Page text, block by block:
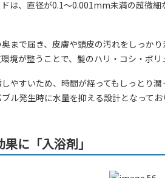
は、直径が0.1〜0.001mm未満の超微
まで届き、皮膚や頭皮の汚れをしっか
境が整うことで、髪のハリ・コシ・ボリ
やすいため、時間が経ってもしっとり
ル発生時に水量を抑える設計となって
に「入浴剤」